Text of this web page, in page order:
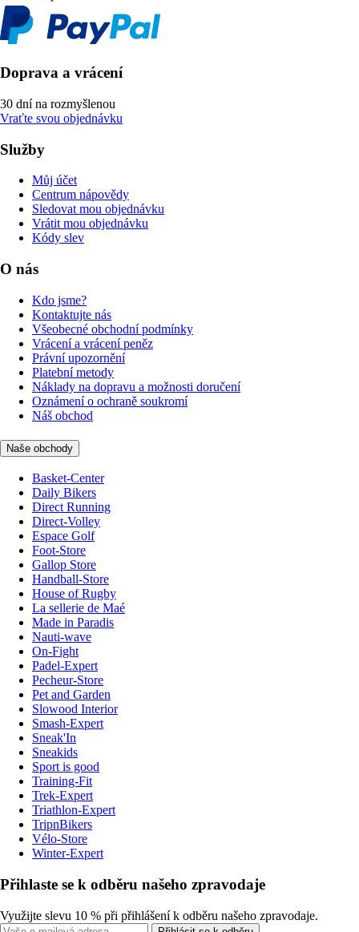
Doprava a vrácení
30 dní na rozmyšlenou
Vraťte svou objednávku
Služby
Můj účet
Centrum nápovědy
Sledovat mou objednávku
Vrátit mou objednávku
Kódy slev
O nás
Kdo jsme?
Kontaktujte nás
Všeobecné obchodní podmínky
Vrácení a vrácení peněz
Právní upozornění
Platební metody
Náklady na dopravu a možnosti doručení
Oznámení o ochraně soukromí
Náš obchod
Naše obchody
Basket-Center
Daily Bikers
Direct Running
Direct-Volley
Espace Golf
Foot-Store
Gallop Store
Handball-Store
House of Rugby
La sellerie de Maé
Made in Paradis
Nauti-wave
On-Fight
Padel-Expert
Pecheur-Store
Pet and Garden
Slowood Interior
Smash-Expert
Sneak'In
Sneakids
Sport is good
Training-Fit
Trek-Expert
Triathlon-Expert
TripnBikers
Vélo-Store
Winter-Expert
Přihlaste se k odběru našeho zpravodaje
Využijte slevu 10 % při přihlášení k odběru našeho zpravodaje.